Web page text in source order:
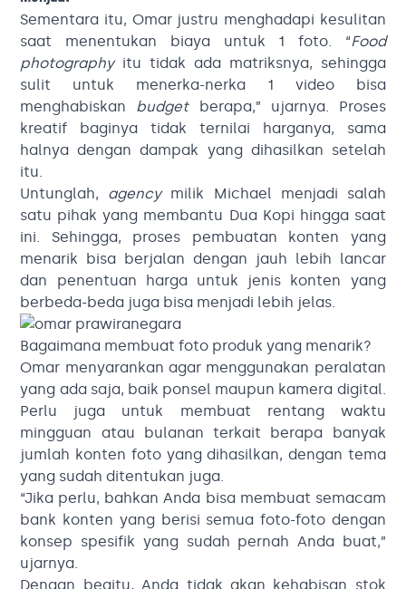
Sementara itu, Omar justru menghadapi kesulitan
saat menentukan biaya untuk 1 foto. “Food
photographyitu tidak ada matriksnya, sehingga
sulit untuk menerka-nerka 1 video bisa
menghabiskan budgetberapa,” ujarnya. Proses
kreatif baginya tidak ternilai harganya, sama
halnya dengan dampak yang dihasilkan setelah
itu.
Untunglah, agencymilik Michael menjadi salah
satu pihak yang membantu Dua Kopi hingga saat
ini. Sehingga, proses pembuatan konten yang
menarik bisa berjalan dengan jauh lebih lancar
dan penentuan harga untuk jenis konten yang
berbeda-beda juga bisa menjadi lebih jelas.
Bagaimana membuat foto produk yang menarik?
Omar menyarankan agar menggunakan peralatan
yang ada saja, baik ponsel maupun kamera digital.
Perlu juga untuk membuat rentang waktu
mingguan atau bulanan terkait berapa banyak
jumlah konten foto yang dihasilkan, dengan tema
yang sudah ditentukan juga.
“Jika perlu, bahkan Anda bisa membuat semacam
bank konten yang berisi semua foto-foto dengan
konsep spesifik yang sudah pernah Anda buat,”
ujarnya.
Dengan begitu, Anda tidak akan kehabisan stok